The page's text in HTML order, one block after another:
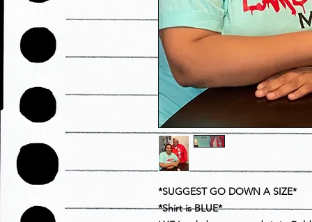
*SUGGEST GO DOWN A SIZE*
*Shirt is BLUE*